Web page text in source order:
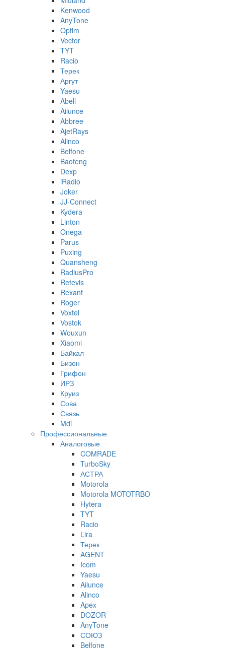
Kenwood
AnyTone
Optim
Vector
TYT
Racio
Терек
Аргут
Yaesu
Abell
Ailunce
Abbree
AjetRays
Alinco
Belfone
Baofeng
Dexp
iRadio
Joker
JJ-Connect
Kydera
Linton
Onega
Parus
Puxing
Quansheng
RadiusPro
Retevis
Rexant
Roger
Voxtel
Vostok
Wouxun
Xiaomi
Байкал
Бизон
Грифон
ИРЗ
Круиз
Сова
Связь
Mdi
Профессиональные
Аналоговые
COMRADE
TurboSky
АСТРА
Motorola
Motorola MOTOTRBO
Hytera
TYT
Racio
Lira
Терек
AGENT
Icom
Yaesu
Ailunce
Alinco
Apex
DOZOR
AnyTone
СОЮЗ
Belfone